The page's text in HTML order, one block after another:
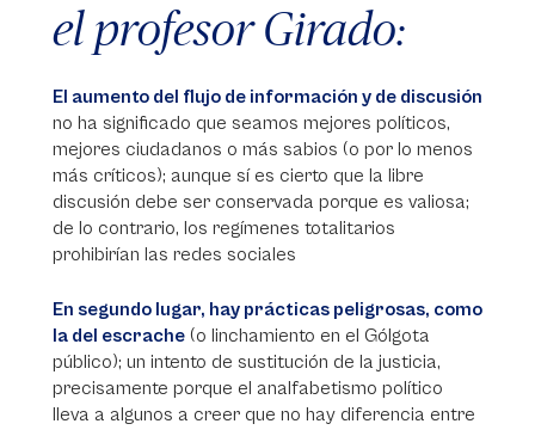
el profesor Girado:
El aumento del flujo de información y de discusión
no ha significado que seamos mejores políticos,
mejores ciudadanos o más sabios (o por lo menos
más críticos); aunque sí es cierto que la libre
discusión debe ser conservada porque es valiosa;
de lo contrario, los regímenes totalitarios
prohibirían las redes sociales
En segundo lugar, hay prácticas peligrosas, como
la del escrache (o linchamiento en el Gólgota
público); un intento de sustitución de la justicia,
precisamente porque el analfabetismo político
lleva a algunos a creer que no hay diferencia entre